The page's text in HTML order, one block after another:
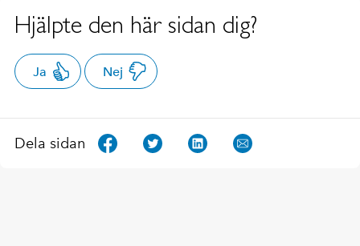
Hjälpte den här sidan dig?
Ja Nej
Dela sidan